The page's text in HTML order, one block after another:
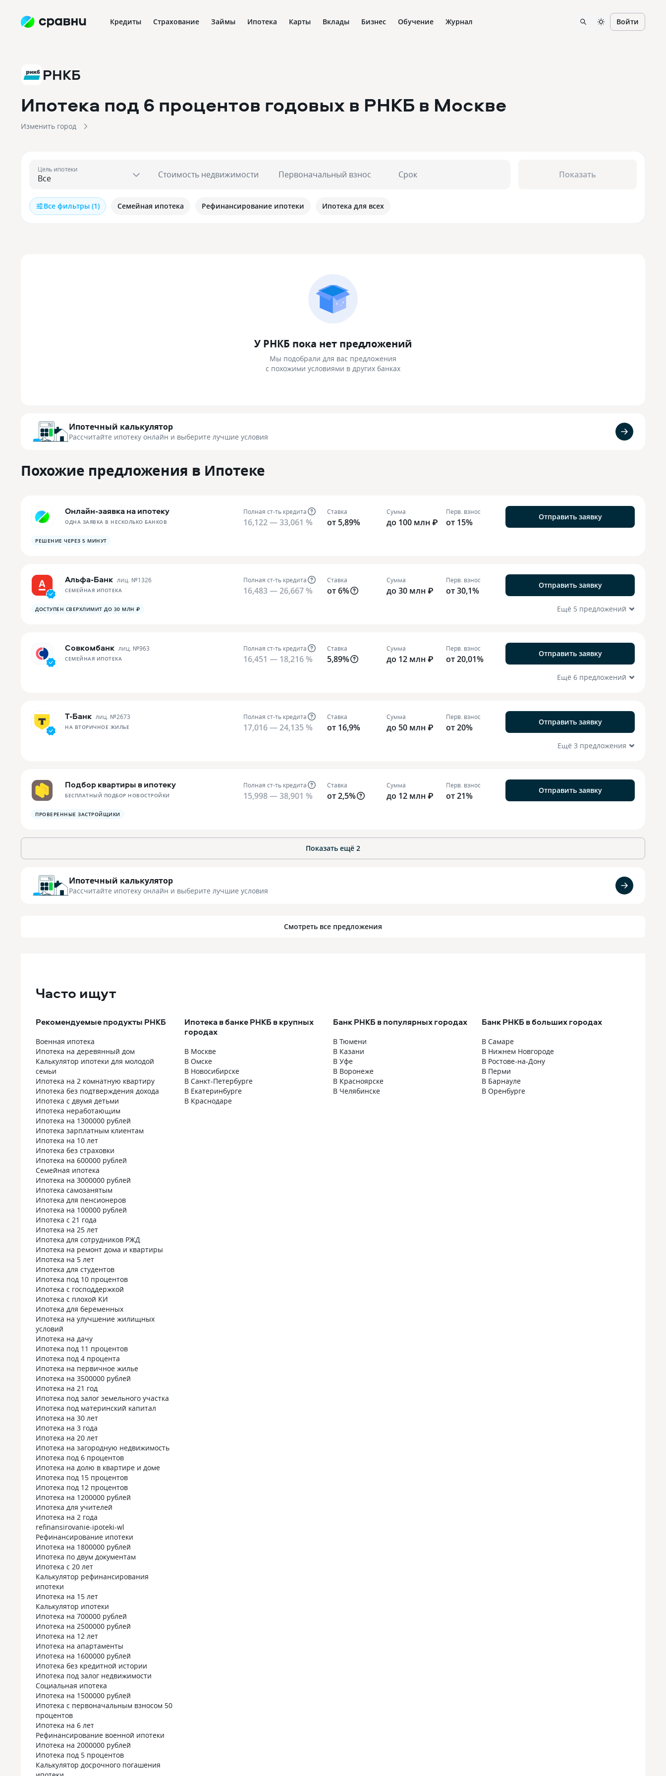
Кредиты Страхование Займы Ипотека Карты Вклады Бизнес Обучение Журнал Войти
РНКБ
Ипотека под 6 процентов годовых в РНКБ в Москве
Изменить город
Цель ипотеки Стоимость недвижимости Первоначальный взнос Срок Показать
Все фильтры (1) Семейная ипотека Рефинансирование ипотеки Ипотека для всех
У РНКБ пока нет предложений
Мы подобрали для вас предложения
с похожими условиями в других банках
Ипотечный калькулятор
Рассчитайте ипотеку онлайн и выберите лучшие условия
Похожие предложения в Ипотеке
Онлайн-заявка на ипотеку
ОДНА ЗАЯВКА В НЕСКОЛЬКО БАНКОВ
Полная ст-ть кредита
16,122 — 33,061 %
Ставка
от 5,89%
Сумма
до 100 млн ₽
Перв. взнос
от 15%
Отправить заявку
РЕШЕНИЕ ЧЕРЕЗ 5 МИНУТ
Альфа-Банк лиц. №1326
СЕМЕЙНАЯ ИПОТЕКА
Полная ст-ть кредита
16,483 — 26,667 %
Ставка
от 6%
Сумма
до 30 млн ₽
Перв. взнос
от 30,1%
Отправить заявку
ДОСТУПЕН СВЕРХЛИМИТ ДО 30 МЛН ₽ Ещё 5 предложений
Совкомбанк лиц. №963
СЕМЕЙНАЯ ИПОТЕКА
Полная ст-ть кредита
16,451 — 18,216 %
Ставка
5,89%
Сумма
до 12 млн ₽
Перв. взнос
от 20,01%
Отправить заявку
Ещё 6 предложений
Т-Банк лиц. №2673
НА ВТОРИЧНОЕ ЖИЛЬЕ
Полная ст-ть кредита
17,016 — 24,135 %
Ставка
от 16,9%
Сумма
до 50 млн ₽
Перв. взнос
от 20%
Отправить заявку
Ещё 3 предложения
Подбор квартиры в ипотеку
БЕСПЛАТНЫЙ ПОДБОР НОВОСТРОЙКИ
Полная ст-ть кредита
15,998 — 38,901 %
Ставка
от 2,5%
Сумма
до 12 млн ₽
Перв. взнос
от 21%
Отправить заявку
ПРОВЕРЕННЫЕ ЗАСТРОЙЩИКИ
Показать ещё 2
Ипотечный калькулятор
Рассчитайте ипотеку онлайн и выберите лучшие условия
Смотреть все предложения
Часто ищут
Рекомендуемые продукты РНКБ
Военная ипотека
Ипотека на деревянный дом
Калькулятор ипотеки для молодой
семьи
Ипотека на 2 комнатную квартиру
Ипотека без подтверждения дохода
Ипотека с двумя детьми
Ипотека неработающим
Ипотека на 1300000 рублей
Ипотека зарплатным клиентам
Ипотека на 10 лет
Ипотека без страховки
Ипотека на 600000 рублей
Семейная ипотека
Ипотека на 3000000 рублей
Ипотека самозанятым
Ипотека для пенсионеров
Ипотека на 100000 рублей
Ипотека с 21 года
Ипотека на 25 лет
Ипотека для сотрудников РЖД
Ипотека на ремонт дома и квартиры
Ипотека на 5 лет
Ипотека для студентов
Ипотека под 10 процентов
Ипотека с господдержкой
Ипотека с плохой КИ
Ипотека для беременных
Ипотека на улучшение жилищных
условий
Ипотека на дачу
Ипотека под 11 процентов
Ипотека под 4 процента
Ипотека на первичное жилье
Ипотека на 3500000 рублей
Ипотека на 21 год
Ипотека под залог земельного участка
Ипотека под материнский капитал
Ипотека на 30 лет
Ипотека на 3 года
Ипотека на 20 лет
Ипотека на загородную недвижимость
Ипотека под 6 процентов
Ипотека на долю в квартире и доме
Ипотека под 15 процентов
Ипотека под 12 процентов
Ипотека на 1200000 рублей
Ипотека для учителей
Ипотека на 2 года
refinansirovanie-ipoteki-wl
Рефинансирование ипотеки
Ипотека на 1800000 рублей
Ипотека по двум документам
Ипотека с 20 лет
Калькулятор рефинансирования
ипотеки
Ипотека на 15 лет
Калькулятор ипотеки
Ипотека на 700000 рублей
Ипотека на 2500000 рублей
Ипотека на 12 лет
Ипотека на апартаменты
Ипотека на 1600000 рублей
Ипотека без кредитной истории
Ипотека под залог недвижимости
Социальная ипотека
Ипотека на 1500000 рублей
Ипотека с первоначальным взносом 50
процентов
Ипотека на 6 лет
Рефинансирование военной ипотеки
Ипотека на 2000000 рублей
Ипотека под 5 процентов
Калькулятор досрочного погашения
Ипотека в банке РНКБ в крупных
городах
В Москве
В Омске
В Новосибирске
В Санкт-Петербурге
В Екатеринбурге
В Краснодаре
Банк РНКБ в популярных городах
В Тюмени
В Казани
В Уфе
В Воронеже
В Красноярске
В Челябинске
Банк РНКБ в больших городах
В Самаре
В Нижнем Новгороде
В Ростове-на-Дону
В Перми
В Барнауле
В Оренбурге